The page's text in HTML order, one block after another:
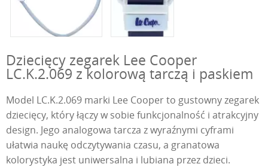
Dziecięcy zegarek Lee Cooper
LC.K.2.069 z kolorową tarczą i paskiem
Model LC.K.2.069 marki Lee Cooper to gustowny zegarek
dziecięcy, który łączy w sobie funkcjonalność i atrakcyjny
design. Jego analogowa tarcza z wyraźnymi cyframi
ułatwia naukę odczytywania czasu, a granatowa
kolorystyka jest uniwersalna i lubiana przez dzieci.